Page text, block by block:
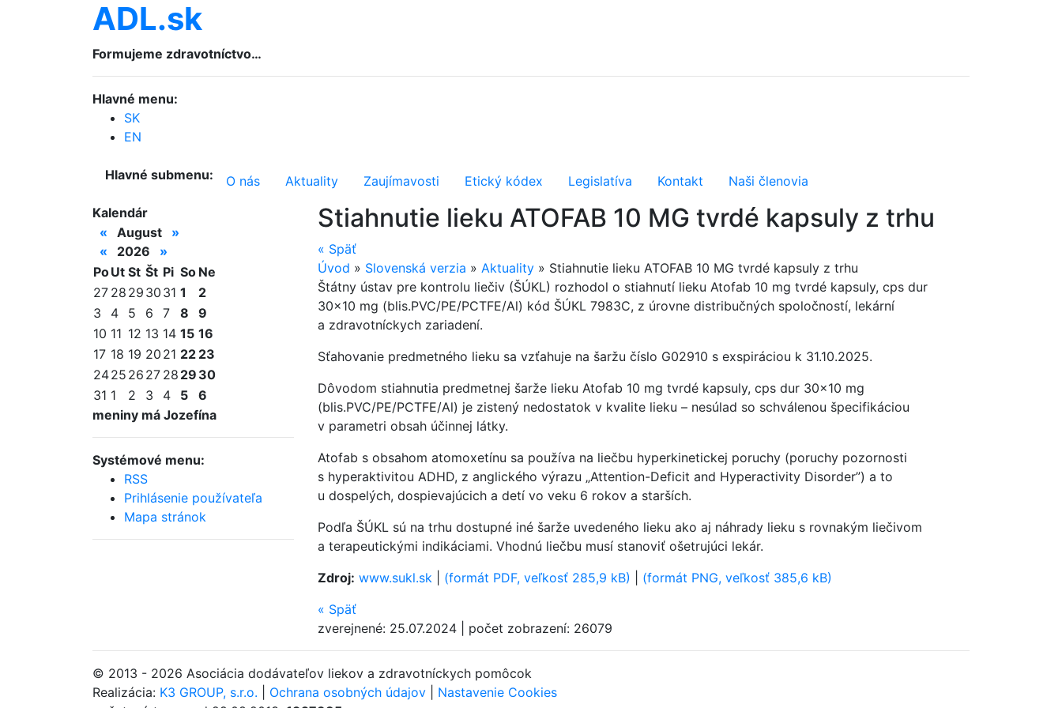
ADL.sk
Formujeme zdravotníctvo…
Hlavné menu:
SK
EN
Hlavné submenu: O nás Aktuality Zaujímavosti Etický kódex Legislatíva Kontakt
Naši členovia
Kalendár
«
August
»
«
2026
»
PoUt St Št Pi So Ne
27 28 29 30 31 1
2
3
4 5 6 7 8
9
10 11 12 13 14 15 16
17 18 19 20 21 22 23
2425 26 27 28 29 30
31 1 2 3 4 5
6
meniny má Jozefína
Systémové menu:
RSS
Prihlásenie používateľa
Mapa stránok
Stiahnutie lieku ATOFAB 10 MG tvrdé kapsuly z trhu
« Späť
Úvod » Slovenská verzia » Aktuality » Stiahnutie lieku ATOFAB 10 MG tvrdé kapsuly z trhu
Štátny ústav pre kontrolu liečiv (ŠÚKL) rozhodol o stiahnutí lieku Atofab 10 mg tvrdé kapsuly, cps dur
30×10 mg (blis.PVC/PE/PCTF­E/Al) kód ŠÚKL 7983C, z úrovne distribučných spoločností, lekární
a zdravotníckych zariadení.
Sťahovanie predmetného lieku sa vzťahuje na šaržu číslo G02910 s exspiráciou k 31.10.2025.
Dôvodom stiahnutia predmetnej šarže lieku Atofab 10 mg tvrdé kapsuly, cps dur 30×10 mg
(blis.PVC/PE/PCTF­E/Al) je zistený nedostatok v kvalite lieku – nesúlad so schválenou špecifikáciou
v parametri obsah účinnej látky.
Atofab s obsahom atomoxetínu sa používa na liečbu hyperkinetickej poruchy (poruchy pozornosti
s hyperaktivitou ADHD, z anglického výrazu „Attention-Deficit and Hyperactivity Disorder”) a to
u dospelých, dospievajúcich a detí vo veku 6 rokov a starších.
Podľa ŠÚKL sú na trhu dostupné iné šarže uvedeného lieku ako aj náhrady lieku s rovnakým liečivom
a terapeutickými indikáciami. Vhodnú liečbu musí stanoviť ošetrujúci lekár.
Zdroj: www.sukl.sk (formát PDF, veľkosť 285,9 kB)
(formát PNG, veľkosť 385,6 kB)
« Späť
zverejnené: 25.07.2024
počet zobrazení: 26079
© 2013 - 2026 Asociácia dodávateľov liekov a zdravotníckych pomôcok
Realizácia: K3 GROUP, s.r.o. Ochrana osobných údajov
Nastavenie Cookies